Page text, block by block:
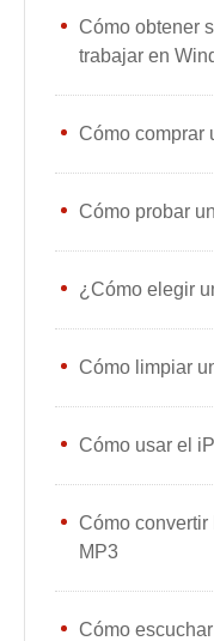
Cómo obtener
trabajar en
Cómo comprar
Cómo probar
¿Cómo elegir
Cómo limpiar
Cómo usar el
Cómo convertir
MP3
Cómo